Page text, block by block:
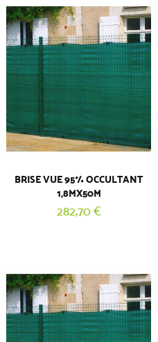
BRISE VUE 95% OCCULTANT
1,8MX50M
282,70 €